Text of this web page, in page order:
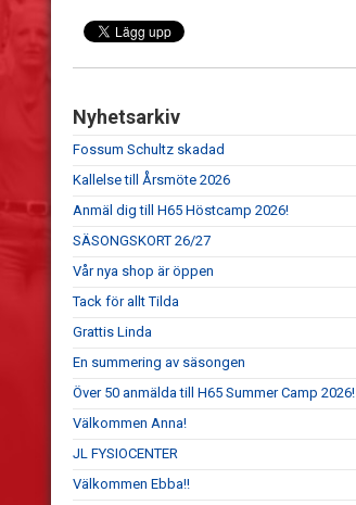
Nyhetsarkiv
Fossum Schultz skadad
Kallelse till Årsmöte 2026
Anmäl dig till H65 Höstcamp 2026!
SÄSONGSKORT 26/27
Vår nya shop är öppen
Tack för allt Tilda
Grattis Linda
En summering av säsongen
Över 50 anmälda till H65 Summer Camp 2026!
Välkommen Anna!
JL FYSIOCENTER
Välkommen Ebba!!